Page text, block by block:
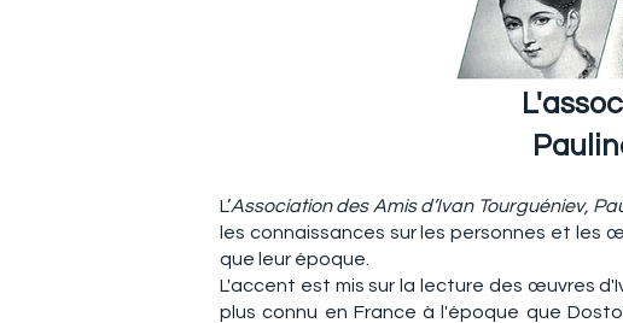
L’Association des Amis d’Ivan Tourguéniev,
les connaissances sur les personnes et les
que leur époque.
L'accent est mis sur la lecture des œuvres
plus connu en France à l'époque que